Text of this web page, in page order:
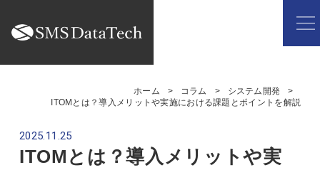
ホーム コラム
システム開発
ITOMとは？導入メリットや実施における課題とポイントを解説
2025.11.25
ITOMとは？導入メリットや実